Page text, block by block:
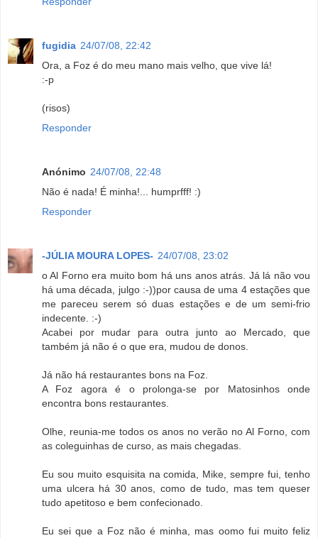
fugidia 24/07/08, 22:42
Ora, a Foz é do meu mano mais velho, que vive lá!
:-p
(risos)
Responder
Anónimo 24/07/08, 22:48
Não é nada! É minha!... humprfff! :)
Responder
-JÚLIA MOURA LOPES- 24/07/08, 23:02
o Al Forno era muito bom há uns anos atrás. Já lá não vou
há uma década, julgo :-))por causa de uma 4 estações que
me pareceu serem só duas estações e de um semi-frio
indecente. :-)
Acabei por mudar para outra junto ao Mercado, que
também já não é o que era, mudou de donos.
Já não há restaurantes bons na Foz.
A Foz agora é o prolonga-se por Matosinhos onde
encontra bons restaurantes.
Olhe, reunia-me todos os anos no verão no Al Forno, com
as coleguinhas de curso, as mais chegadas.
Eu sou muito esquisita na comida, Mike, sempre fui, tenho
uma ulcera há 30 anos, como de tudo, mas tem queser
tudo apetitoso e bem confecionado.
Eu sei que a Foz não é minha, mas oomo fui muito feliz